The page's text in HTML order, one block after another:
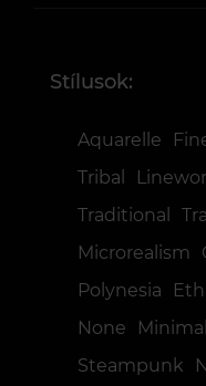
Stílusok:
Aquarelle
Tribal
Traditional
Microrealism
Polynesia
None
Steampunk